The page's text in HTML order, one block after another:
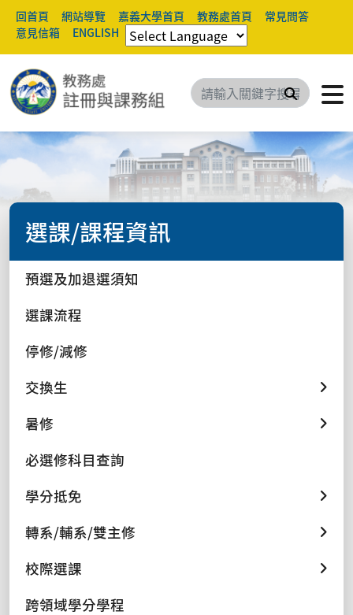
回首頁 網站導覽 嘉義大學首頁 教務處首頁
常見問答
意見信箱
ENGLISH
搜尋
選課/課程資訊
預選及加退選須知
選課流程
停修/減修
交換生
暑修
必選修科目查詢
學分抵免
轉系/輔系/雙主修
校際選課
跨領域學分學程